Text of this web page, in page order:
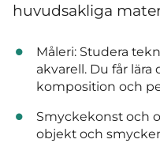
huvudsakliga
Måleri: Studera
akvarell. Du får lära
komposition och
Smyckekonst och
objekt och